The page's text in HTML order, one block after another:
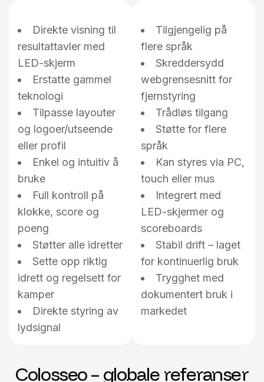
Direkte visning til
resultattavler med
LED-skjerm
Erstatte gammel
teknologi
Tilpasse layouter
og logoer/utseende
eller profil
Enkel og intuitiv å
bruke
Full kontroll på
klokke, score og
poeng
Støtter alle idretter
Sette opp riktig
idrett og regelsett for
kamper
Direkte styring av
lydsignal
Tilgjengelig på
flere språk
Skreddersydd
webgrensesnitt for
fjernstyring
Trådløs tilgang
Støtte for flere
språk
Kan styres via PC,
touch eller mus
Integrert med
LED-skjermer og
scoreboards
Stabil drift – laget
for kontinuerlig bruk
Trygghet med
dokumentert bruk i
markedet
Colosseo – globale referanser